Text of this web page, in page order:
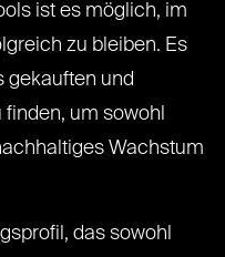
ist es möglich, im
zu bleiben. Es
gekauften und
um sowohl
Wachstum
das sowohl